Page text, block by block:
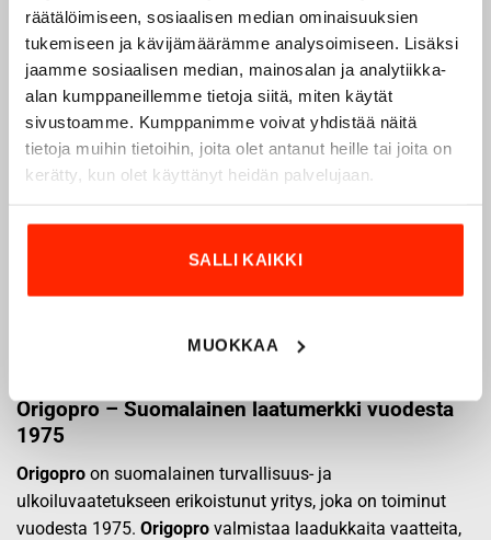
räätälöimiseen, sosiaalisen median ominaisuuksien
tukemiseen ja kävijämäärämme analysoimiseen. Lisäksi
jaamme sosiaalisen median, mainosalan ja analytiikka-
alan kumppaneillemme tietoja siitä, miten käytät
sivustoamme. Kumppanimme voivat yhdistää näitä
tietoja muihin tietoihin, joita olet antanut heille tai joita on
kerätty, kun olet käyttänyt heidän palvelujaan.
SALLI KAIKKI
MUOKKAA
Origopro – Suomalainen laatumerkki vuodesta
1975
Origopro on suomalainen turvallisuus- ja
ulkoiluvaatetukseen erikoistunut yritys, joka on toiminut
vuodesta 1975. Origopro valmistaa laadukkaita vaatteita,